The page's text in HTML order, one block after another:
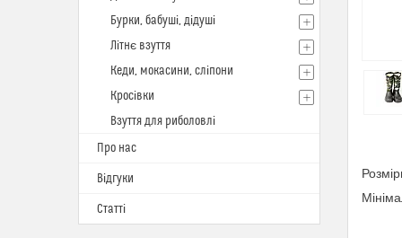
Бурки, бабуші, дідуші
Літнє взуття
Кеди, мокасини, сліпони
Кросівки
Взуття для риболовлі
Про нас
Відгуки
Статті